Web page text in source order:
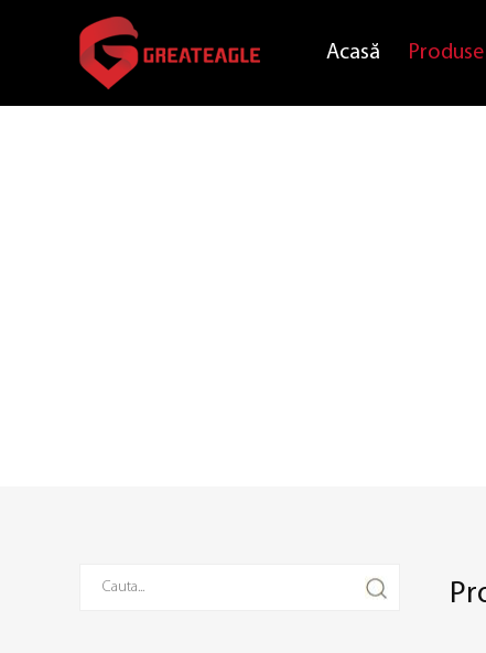
Acasă Produse